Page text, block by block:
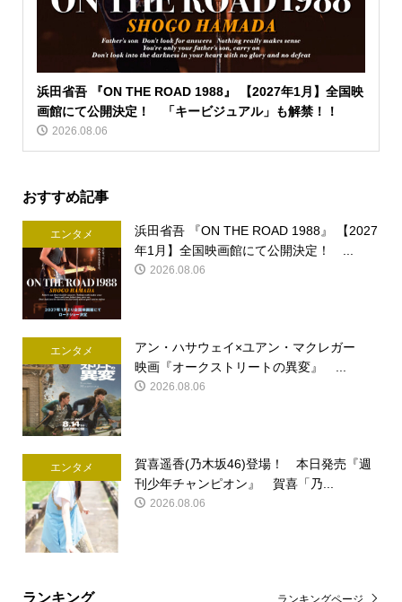
浜田省吾 『ON THE ROAD 1988』 【2027年1月】全国映
画館にて公開決定！ 「キービジュアル」も解禁！！
2026.08.06
おすすめ記事
エンタメ
浜田省吾 『ON THE ROAD 1988』 【2027
年1月】全国映画館にて公開決定！ ...
2026.08.06
エンタメ
アン・ハサウェイ×ユアン・マクレガー
映画『オークストリートの異変』 ...
2026.08.06
エンタメ
賀喜遥香(乃木坂46)登場！ 本日発売『週
刊少年チャンピオン』 賀喜「乃...
2026.08.06
ランキング ランキングページ